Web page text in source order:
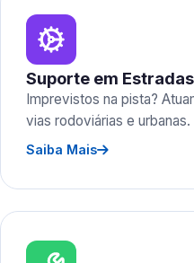
Suporte em Estradas
Imprevistos na pista?
vias rodoviárias e urbanas.
Saiba Mais